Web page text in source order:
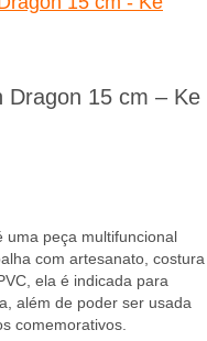
Dragon 15 cm – Ke
uma peça multifuncional
com artesanato, costura
ela é indicada para
além de poder ser usada
comemorativos.